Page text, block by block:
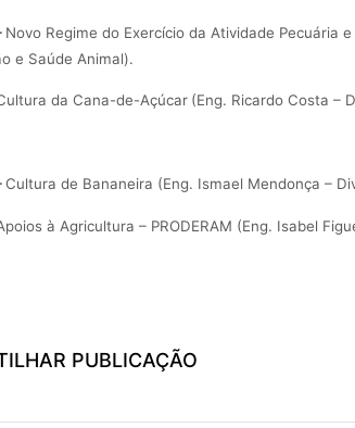
Novo Regime do Exercício da Atividade Pecuária
e Saúde Animal).
da Cana-de-Açúcar (Eng. Ricardo Costa –
Cultura de Bananeira (Eng. Ismael Mendonça –
à Agricultura – PRODERAM (Eng. Isabel
PUBLICAÇÃO